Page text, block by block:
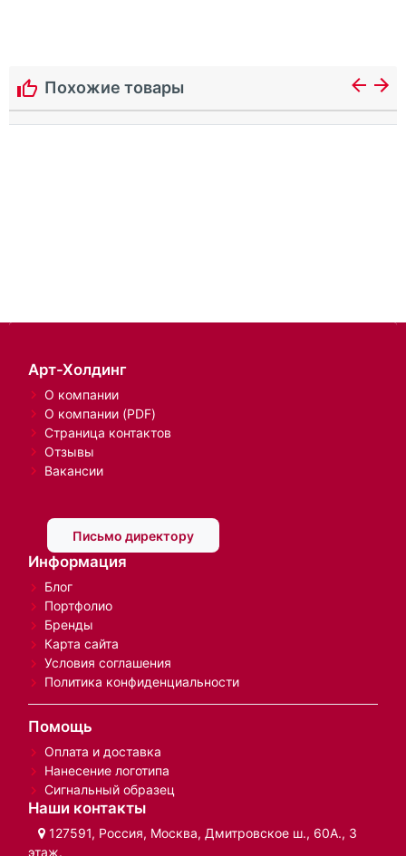
Похожие товары
Арт-Холдинг
О компании
О компании (PDF)
Страница контактов
Отзывы
Вакансии
Письмо директору
Информация
Блог
Портфолио
Бренды
Карта сайта
Условия соглашения
Политика конфиденциальности
Помощь
Оплата и доставка
Нанесение логотипа
Сигнальный образец
Наши контакты
127591, Россия, Москва, Дмитровское ш., 60А., 3
этаж.